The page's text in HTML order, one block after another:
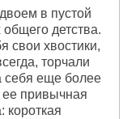
в пустой
детства.
свои хвостики,
торчали
себя еще более
привычная